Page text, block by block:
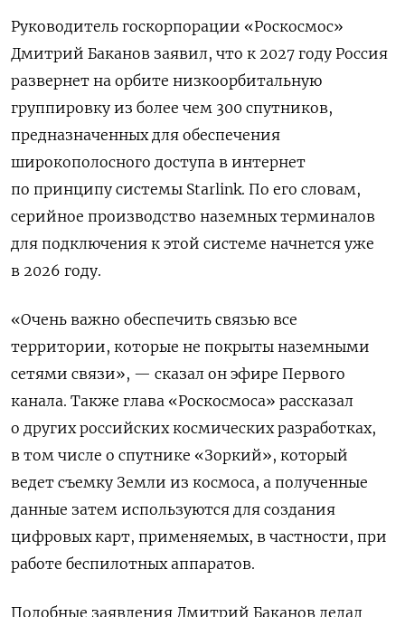
Руководитель госкорпорации «Роскосмос»
Дмитрий Баканов заявил, что к 2027 году Россия
развернет на орбите низкоорбитальную
группировку из более чем 300 спутников,
предназначенных для обеспечения
широкополосного доступа в интернет
по принципу системы Starlink. По его словам,
серийное производство наземных терминалов
для подключения к этой системе начнется уже
в 2026 году.
«Очень важно обеспечить связью все
территории, которые не покрыты наземными
сетями связи», — сказал он эфире Первого
канала. Также глава «Роскосмоса» рассказал
о других российских космических разработках,
в том числе о спутнике «Зоркий», который
ведет съемку Земли из космоса, а полученные
данные затем используются для создания
цифровых карт, применяемых, в частности, при
работе беспилотных аппаратов.
Подобные заявления Дмитрий Баканов делал